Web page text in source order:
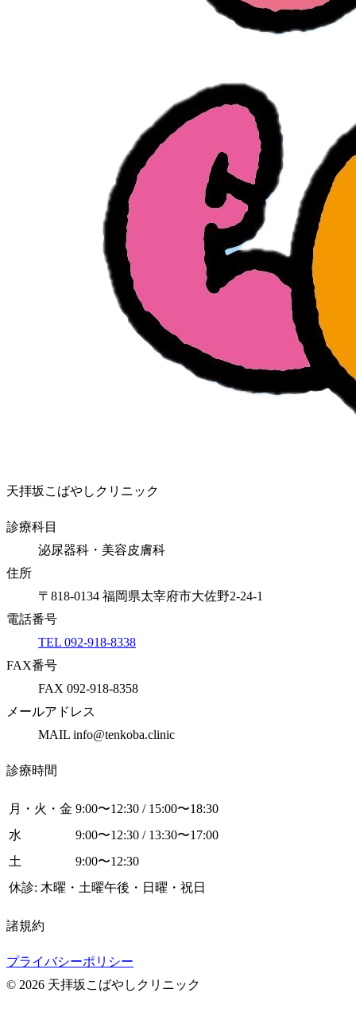
天拝坂こばやしクリニック
診療科目
泌尿器科・美容皮膚科
住所
〒818-0134 福岡県太宰府市大佐野2-24-1
電話番号
TEL 092-918-8338
FAX番号
FAX 092-918-8358
メールアドレス
MAIL info@tenkoba.clinic
診療時間
月・火・金 9:00〜12:30 / 15:00〜18:30
水
9:00〜12:30 / 13:30〜17:00
土
9:00〜12:30
休診: 木曜・土曜午後・日曜・祝日
諸規約
プライバシーポリシー
© 2026 天拝坂こばやしクリニック